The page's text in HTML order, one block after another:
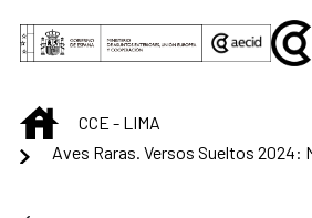
Saltar al contenido principal
INICIOCCE - LIMA